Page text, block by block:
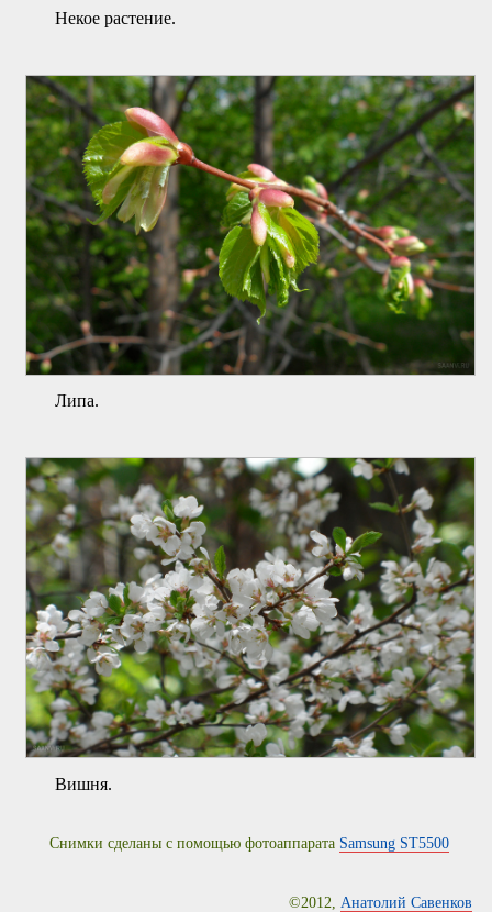
Некое растение.
Липа.
Вишня.
Снимки сделаны с помощью фотоаппарата Samsung ST5500
©2012, Анатолий Савенков